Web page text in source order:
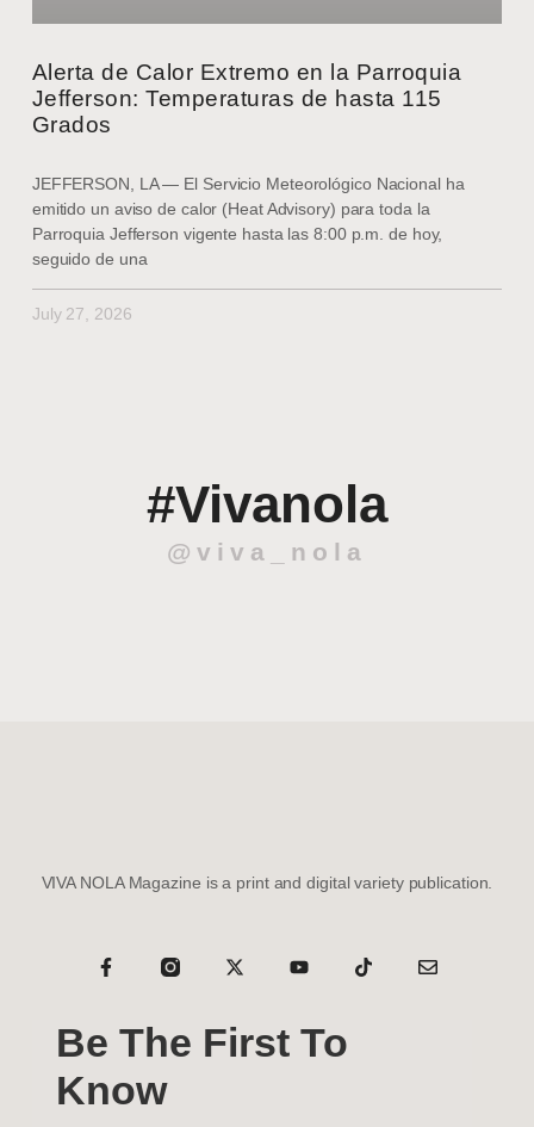
Alerta de Calor Extremo en la Parroquia
Jefferson: Temperaturas de hasta 115
Grados
JEFFERSON, LA — El Servicio Meteorológico Nacional ha
emitido un aviso de calor (Heat Advisory) para toda la
Parroquia Jefferson vigente hasta las 8:00 p.m. de hoy,
seguido de una
July 27, 2026
#Vivanola
@viva_nola
VIVA NOLA Magazine is a print and digital variety publication.
Be The First To
Know